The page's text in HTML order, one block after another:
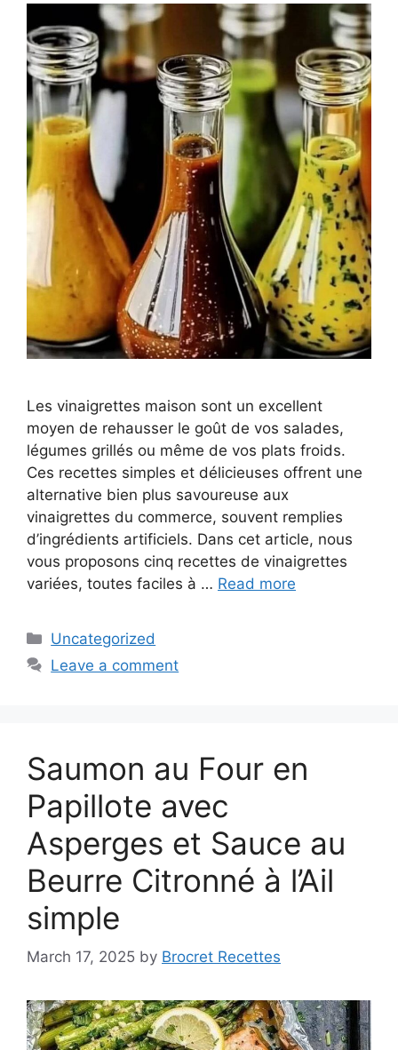
Les vinaigrettes maison sont un excellent
moyen de rehausser le goût de vos salades,
légumes grillés ou même de vos plats froids.
Ces recettes simples et délicieuses offrent une
alternative bien plus savoureuse aux
vinaigrettes du commerce, souvent remplies
d’ingrédients artificiels. Dans cet article, nous
vous proposons cinq recettes de vinaigrettes
variées, toutes faciles à … Read more
Categories
Uncategorized
Leave a comment
Saumon au Four en
Papillote avec
Asperges et Sauce au
Beurre Citronné à l’Ail
simple
March 17, 2025 by Brocret Recettes